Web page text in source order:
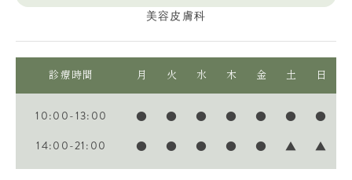
美容皮膚科
診療時間 月 火 水 木 金 土 日
10:00-13:00 ● ● ● ● ● ● ●
14:00-21:00 ● ● ● ● ● ▲ ▲